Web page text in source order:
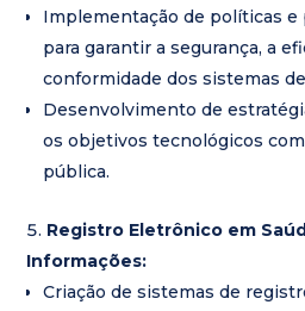
Implementação de políticas e
para garantir a segurança, a
conformidade dos sistemas
Desenvolvimento de
os objetivos tecnológicos
pública.
Registro Eletrônico em
Informações:
Criação de sistemas de